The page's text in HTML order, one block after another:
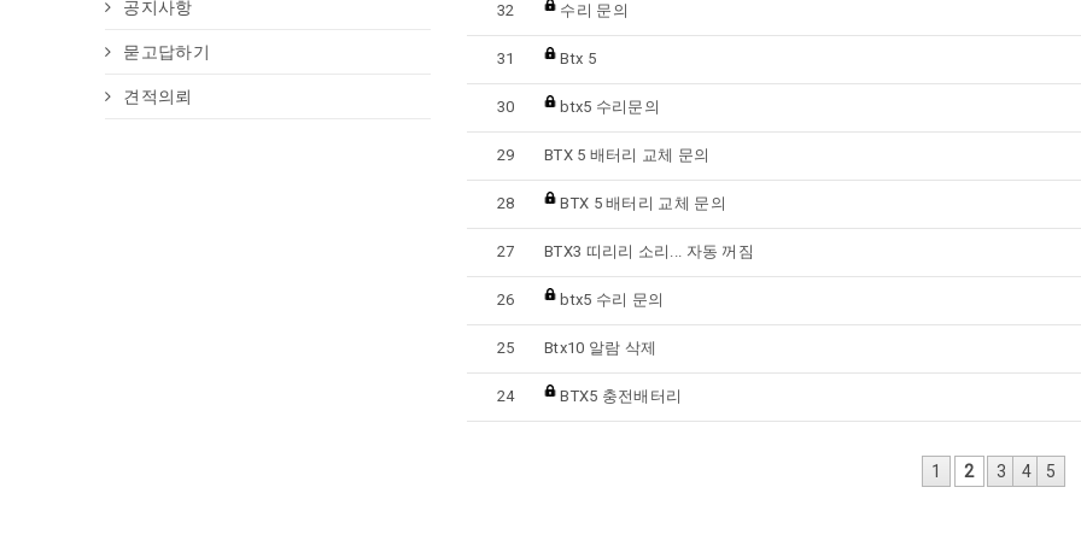
32 수리 문의
31 Btx 5
30 btx5 수리문의
29 BTX 5 배터리 교체 문의
28 BTX 5 배터리 교체 문의
27 BTX3 띠리리 소리... 자동 꺼짐
26 btx5 수리 문의
25 Btx10 알람 삭제
24 BTX5 충전배터리
1 2 3 4 5
공지사항
묻고답하기
견적의뢰